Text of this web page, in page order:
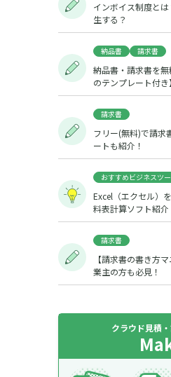
インボイス制度と
生する？
納品書 請求書
納品書・請求書を
のテンプレート付き】
請求書
フリー(無料)で請求
ートも紹介！
おすすめビジネスツ
Excel（エクセル）
料表計算ソフト紹介
請求書
【請求書の書き方
業主の方も必見！
クラウド見積